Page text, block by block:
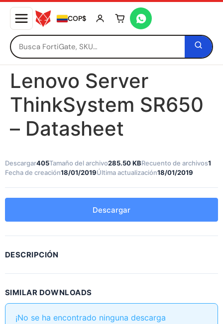
COP$ Tu carrito está vacío
Lenovo Server
ThinkSystem SR650
– Datasheet
Descargar405Tamaño del archivo285.50 KBRecuento de archivos1
Fecha de creación18/01/2019Última actualización18/01/2019
Descargar
DESCRIPCIÓN
SIMILAR DOWNLOADS
¡No se ha encontrado ninguna descarga